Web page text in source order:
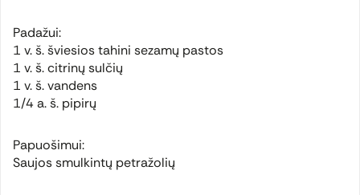
Padažui:
1 v. š. šviesios tahini sezamų pastos
1 v. š. citrinų sulčių
1 v. š. vandens
1/4 a. š. pipirų
Papuošimui:
Saujos smulkintų petražolių